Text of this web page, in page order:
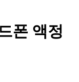
폰 액정